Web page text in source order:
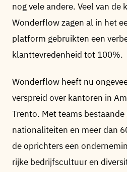
nog vele andere. Veel van de
Wonderflow zagen al in het
platform gebruikten een
klanttevredenheid tot 100%.
Wonderflow heeft nu
verspreid over kantoren in
Trento. Met teams
nationaliteiten en meer dan
de oprichters een
rijke bedrijfscultuur en